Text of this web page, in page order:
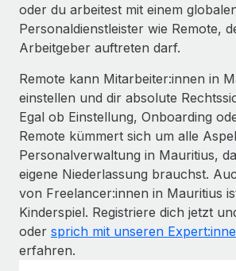
oder du arbeitest mit einem
Personaldienstleister wie Remote,
Arbeitgeber auftreten darf.
Remote kann Mitarbeiter:innen in
einstellen und dir absolute
Egal ob Einstellung, Onboarding
Remote kümmert sich um alle
Personalverwaltung in Mauritius,
eigene Niederlassung brauchst.
von Freelancer:innen in Mauritius
Kinderspiel. Registriere dich jetzt
oder sprich mit unseren
erfahren.